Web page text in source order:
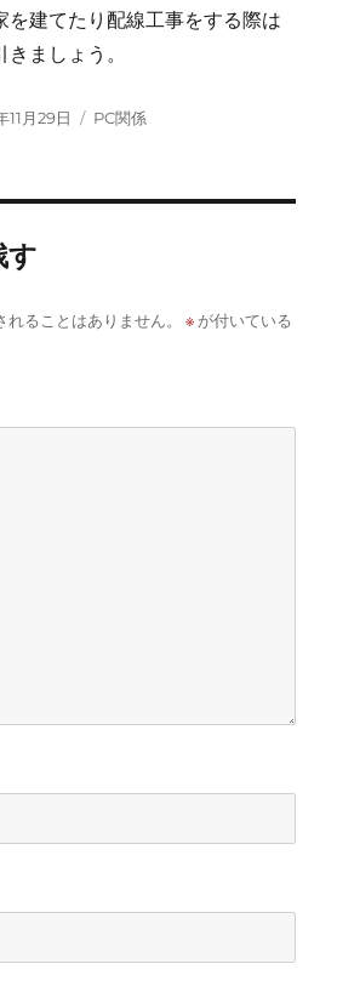
を建てたり配線工事をする際は
ましょう。
11月29日
カ
PC関係
す
ることはありません。 ※ が付いている